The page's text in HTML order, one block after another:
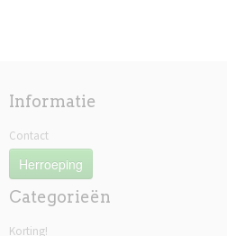
Informatie
Contact
Herroeping
Categorieën
Korting!